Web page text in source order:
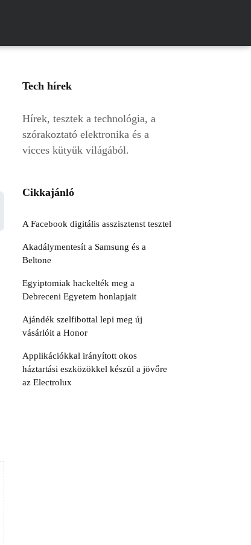
Tech hírek
Hírek, tesztek a technológia, a
szórakoztató elektronika és a
vicces kütyük világából.
Cikkajánló
A Facebook digitális asszisztenst tesztel
Akadálymentesít a Samsung és a
Beltone
Egyiptomiak hackelték meg a
Debreceni Egyetem honlapjait
Ajándék szelfibottal lepi meg új
vásárlóit a Honor
Applikációkkal irányított okos
háztartási eszközökkel készül a jövőre
az Electrolux